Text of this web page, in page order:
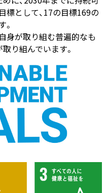
標として、17の目標169の
身が取り組む普遍的なも
り組んでいます。